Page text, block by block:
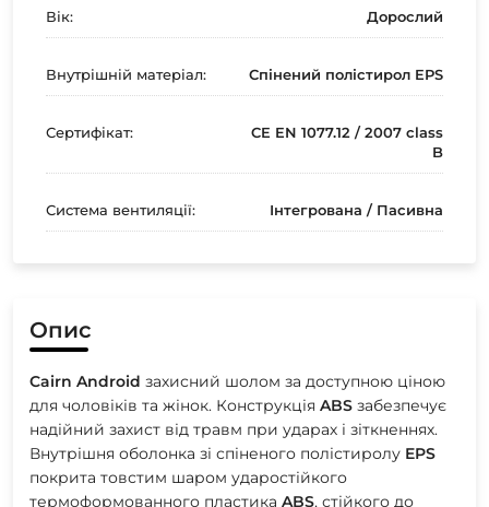
Вік: Дорослий
Внутрішній матеріал: Спінений полістирол EPS
Сертифікат:
CE EN 1077.12 / 2007 class
B
Система вентиляції: Інтегрована / Пасивна
Опис
Cairn Android захисний шолом за доступною ціною
для чоловіків та жінок. Конструкція ABS забезпечує
надійний захист від травм при ударах і зіткненнях.
Внутрішня оболонка зі спіненого полістиролу EPS
покрита товстим шаром ударостійкого
термоформованного пластика ABS, стійкого до